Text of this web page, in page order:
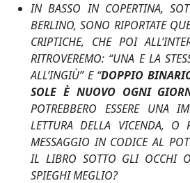
IN BASSO IN COPERTINA,
BERLINO, SONO RIPORTATE
CRIPTICHE, CHE POI
RITROVEREMO: “UNA E LA
ALL’INGIÙ” E “DOPPIO
SOLE È NUOVO OGNI
POTREBBERO ESSERE UNA
LETTURA DELLA VICENDA, O
MESSAGGIO IN CODICE AL
IL LIBRO SOTTO GLI OCCHI
SPIEGHI MEGLIO?